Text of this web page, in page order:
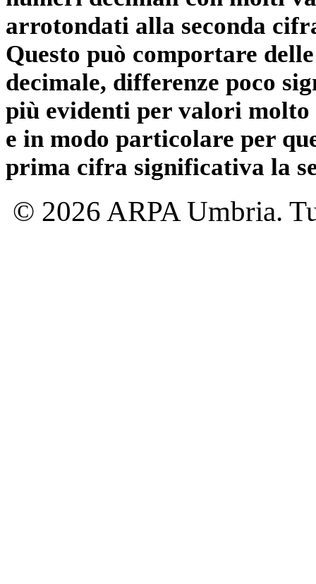
arrotondati alla seconda
Questo può comportare
decimale, differenze poco
più evidenti per valori
e in modo particolare per
prima cifra significativa la
© 2026 ARPA Umbria.